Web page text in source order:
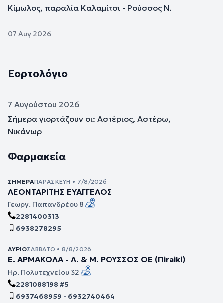
Κίμωλος, παραλία Καλαμίτσι - Ρούσσος Ν.
07 Αυγ 2026
Εορτολόγιο
7 Αυγούστου 2026
Σήμερα γιορτάζουν οι: Αστέριος, Αστέρω,
Νικάνωρ
Φαρμακεία
ΣΉΜΕΡΑΠΑΡΑΣΚΕΥΉ • 7/8/2026
ΛΕΟΝΤΑΡΙΤΗΣ ΕΥΑΓΓΕΛΟΣ
Γεωργ. Παπανδρέου 8
2281400313
6938278295
ΑΎΡΙΟΣΆΒΒΑΤΟ • 8/8/2026
Ε. ΑΡΜΑΚΟΛΑ - Λ. & Μ. ΡΟΥΣΣΟΣ ΟΕ (Πiraiki)
Ηρ. Πολυτεχνείου 32
2281088198 #5
6937468959 - 6932740464